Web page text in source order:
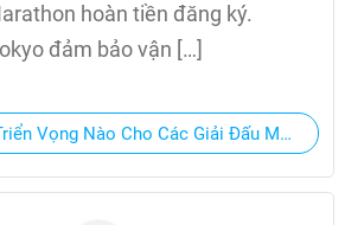
hoàn tiền đăng ký.
đảm bảo vận […]
Vọng Nào Cho Các Giải Đấu Mùa Thu